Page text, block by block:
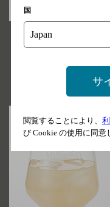
ベリーMIX
国
サ
閲覧することにより、
び Cookie の使用に同意